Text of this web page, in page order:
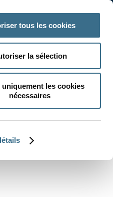
tous les cookies
la sélection
les cookies
nécessaires